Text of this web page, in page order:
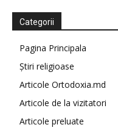
Categorii
Pagina Principala
Știri religioase
Articole Ortodoxia.md
Articole de la vizitatori
Articole preluate